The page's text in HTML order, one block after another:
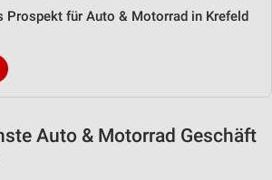
Prospekt für Auto & Motorrad in Krefeld
Auto & Motorrad Geschäft